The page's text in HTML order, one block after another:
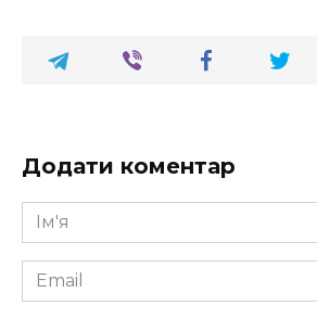
Додати коментар
Ім'я
*
Email
*